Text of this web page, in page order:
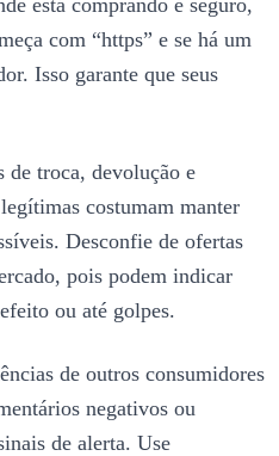
com “https” e se há um
Isso garante que seus
de troca, devolução e
costumam manter
Desconfie de ofertas
pois podem indicar
ou até golpes.
de outros consumidores
negativos ou
de alerta. Use